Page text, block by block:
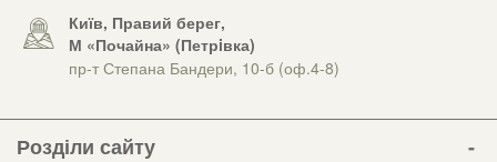
Київ, Правий берег,
М «Почайна» (Петрiвка)
пр-т Степана Бандери, 10-б (оф.4-8)
Розділи сайту